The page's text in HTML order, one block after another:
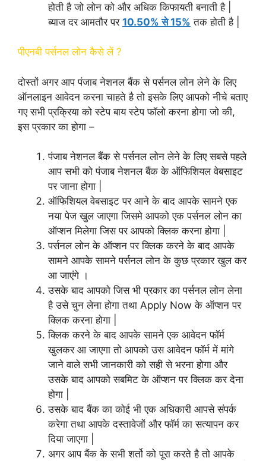
होती है जो लोन को और अधिक किफायती बनाती है |
ब्याज दर आमतौर पर 10.50% से 15% तक होती है |
पीएनबी पर्सनल लोन कैसे लें ?
दोस्तों अगर आप पंजाब नेशनल बैंक से पर्सनल लोन लेने के लिए
ऑनलाइन आवेदन करना चाहते है तो इसके लिए आपको नीचे बताए
गए सभी प्रक्रिया को स्टेप बाय स्टेप फॉलो करना होगा जो की,
इस प्रकार का होगा –
पंजाब नेशनल बैंक से पर्सनल लोन लेने के लिए सबसे पहले
आप सभी को पंजाब नेशनल बैंक के ऑफिशियल वेबसाइट
पर जाना होगा |
ऑफिशियल वेबसाइट पर आने के बाद आपके सामने एक
नया पेज खुल जाएगा जिसमे आपको एक पर्सनल लोन का
ऑप्शन मिलेगा जिस पर आपको क्लिक करना होगा |
पर्सनल लोन के ऑप्शन पर क्लिक करने के बाद आपके
सामने आपके सामने पर्सनल लोन के कुछ प्रकार खुल कर
आ जाएंगे ।
उसके बाद आपको जिस भी प्रकार का पर्सनल लोन लेना
है उसे चुन लेना होगा तथा Apply Now के ऑप्शन पर
क्लिक करना होगा |
क्लिक करने के बाद आपके सामने एक आवेदन फॉर्म
खुलकर आ जाएगा तो आपको उस आवेदन फॉर्म में मांगे
जाने वाले सभी जानकारी को सही से भरना होगा और
उसके बाद आपको सबमिट के ऑप्शन पर क्लिक कर देना
होगा |
उसके बाद बैंक का कोई भी एक अधिकारी आपसे संपर्क
करेगा तथा आपके दस्तावेजों और फॉर्म का सत्यापन कर
दिया जाएगा |
अगर आप बैंक के सभी शर्तो को पूरा करते है तो आपके